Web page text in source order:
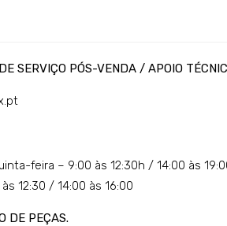
SERVIÇO PÓS-VENDA / APOIO
feira – 9:00 às 12:30h / 14:00 às
12:30 / 14:00 às 16:00
DE PEÇAS.